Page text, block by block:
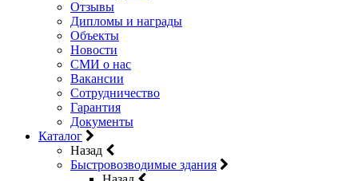
Отзывы
Дипломы и награды
Объекты
Новости
СМИ о нас
Вакансии
Сотрудничество
Гарантия
Документы
Каталог
Назад
Быстровозводимые здания